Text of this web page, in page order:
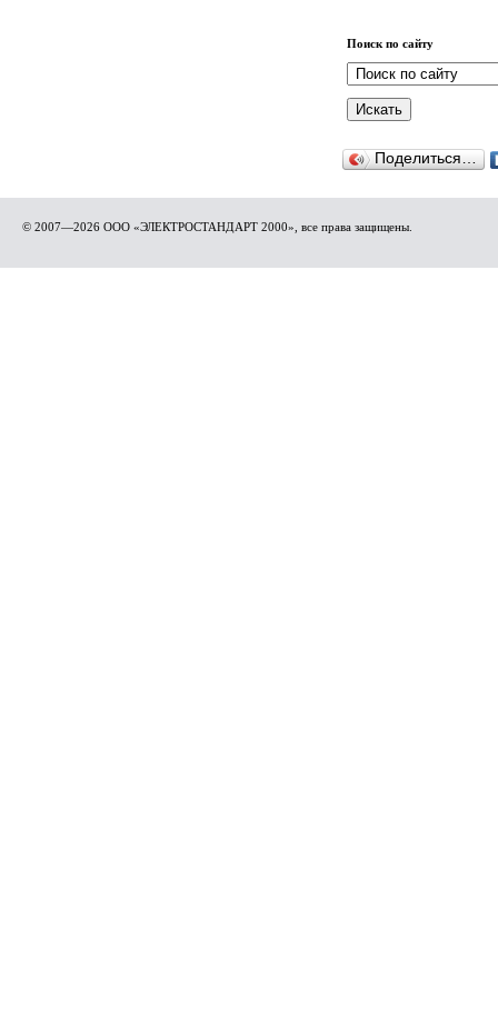
Поиск по сайту
Поделиться…
© 2007—2026 ООО «ЭЛЕКТРОСТАНДАРТ 2000», все права защищены.